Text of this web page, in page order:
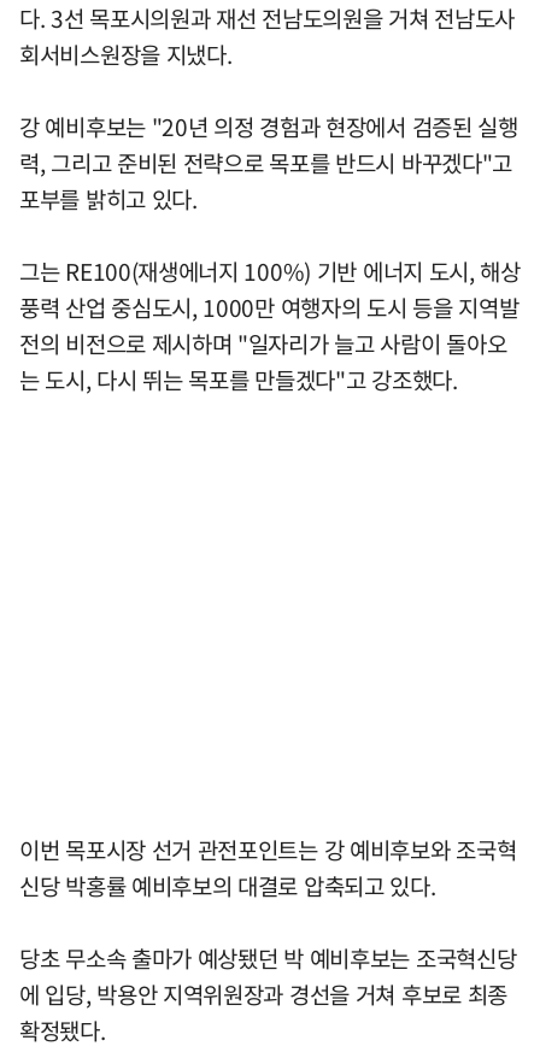
다. 3선 목포시의원과 재선 전남도의원을 거쳐 전남도사
회서비스원장을 지냈다.
강 예비후보는 "20년 의정 경험과 현장에서 검증된 실행
력, 그리고 준비된 전략으로 목포를 반드시 바꾸겠다"고
포부를 밝히고 있다.
그는 RE100(재생에너지 100%) 기반 에너지 도시, 해상
풍력 산업 중심도시, 1000만 여행자의 도시 등을 지역발
전의 비전으로 제시하며 "일자리가 늘고 사람이 돌아오
는 도시, 다시 뛰는 목포를 만들겠다"고 강조했다.
이번 목포시장 선거 관전포인트는 강 예비후보와 조국혁
신당 박홍률 예비후보의 대결로 압축되고 있다.
당초 무소속 출마가 예상됐던 박 예비후보는 조국혁신당
에 입당, 박용안 지역위원장과 경선을 거쳐 후보로 최종
확정됐다.